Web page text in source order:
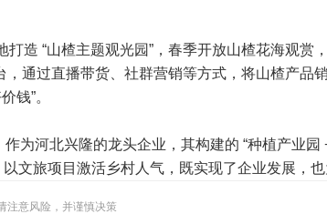
造 “山楂主题观光园”，春季开放山楂花海观赏
通过直播带货、社群营销等方式，将山楂产品
钱”。
为河北兴隆的龙头企业，其构建的 “种植产业园
文旅项目激活乡村人气，既实现了企业发展，
注意风险，并谨慎决策